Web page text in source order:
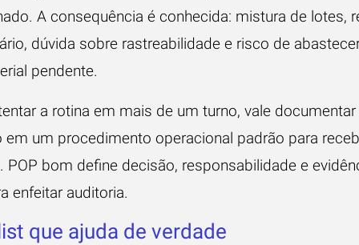
A consequência é conhecida: mistura de lotes,
dúvida sobre rastreabilidade e risco de
pendente.
a rotina em mais de um turno, vale
em um procedimento operacional padrão para
. POP bom define decisão, responsabilidade e
enfeitar auditoria.
que ajuda de verdade